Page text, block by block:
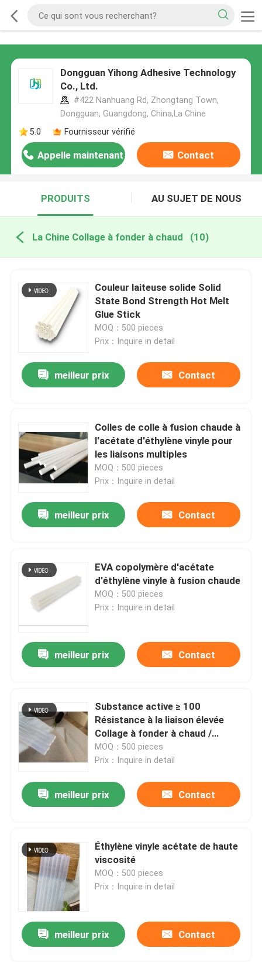
Dongguan Yihong Adhesive Technology
Co., Ltd.
#422 Nanhuang Rd, Zhongtang Town,
Dongguan, Guangdong, China,La Chine
5.0
Fournisseur vérifié
Appelle maintenant Contact
PRODUITS AU SUJET DE NOUS
La Chine Collage à fonder à chaud (10)
Couleur laiteuse solide Solid
State Bond Strength Hot Melt
Glue Stick
MOQ：500 pieces
Prix：Inquire in detail
meilleur prix Contact
Colles de colle à fusion chaude à
l'acétate d'éthylène vinyle pour
les liaisons multiples
MOQ：500 pieces
Prix：Inquire in detail
meilleur prix Contact
EVA copolymère d'acétate
d'éthylène vinyle à fusion chaude
MOQ：500 pieces
Prix：Inquire in detail
meilleur prix Contact
Substance active ≥ 100
Résistance à la liaison élevée
Collage à fonder à chaud /
Collage à fonder à chaud pour
l'étanchéité
MOQ：500 pieces
Prix：Inquire in detail
meilleur prix Contact
Éthylène vinyle acétate de haute
viscosité
MOQ：500 pieces
Prix：Inquire in detail
meilleur prix Contact